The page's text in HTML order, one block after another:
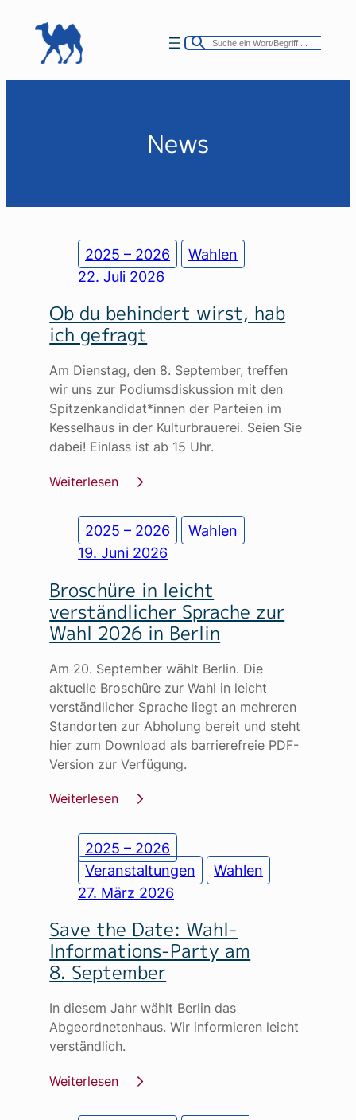
Inhalt
springen
News
2025 – 2026
Wahlen
22. Juli 2026
Ob du behindert wirst, hab
ich gefragt
Am Dienstag, den 8. September, treffen
wir uns zur Podiumsdiskussion mit den
Spitzenkandidat*innen der Parteien im
Kesselhaus in der Kulturbrauerei. Seien Sie
dabei! Einlass ist ab 15 Uhr.
Weiterlesen
2025 – 2026
Wahlen
19. Juni 2026
Broschüre in leicht
verständlicher Sprache zur
Wahl 2026 in Berlin
Am 20. September wählt Berlin. Die
aktuelle Broschüre zur Wahl in leicht
verständlicher Sprache liegt an mehreren
Standorten zur Abholung bereit und steht
hier zum Download als barrierefreie PDF-
Version zur Verfügung.
Weiterlesen
2025 – 2026
Veranstaltungen
Wahlen
27. März 2026
Save the Date: Wahl-
Informations-Party am
8. September
In diesem Jahr wählt Berlin das
Abgeordnetenhaus. Wir informieren leicht
verständlich.
Weiterlesen